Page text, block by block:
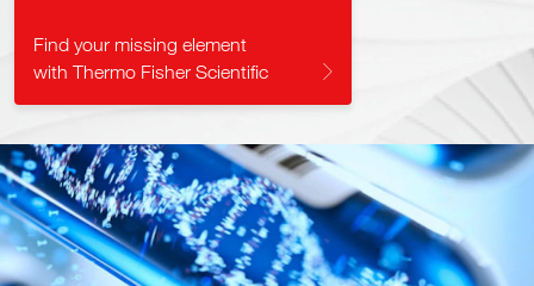
Find your missing element
with Thermo Fisher Scientific